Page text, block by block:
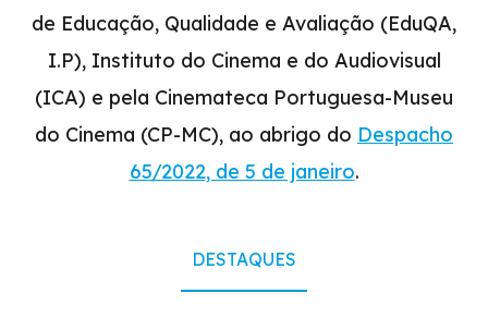
de Educação, Qualidade e Avaliação (EduQA,
I.P), Instituto do Cinema e do Audiovisual
(ICA) e pela Cinemateca Portuguesa-Museu
do Cinema (CP-MC), ao abrigo do Despacho
65/2022, de 5 de janeiro.
DESTAQUES